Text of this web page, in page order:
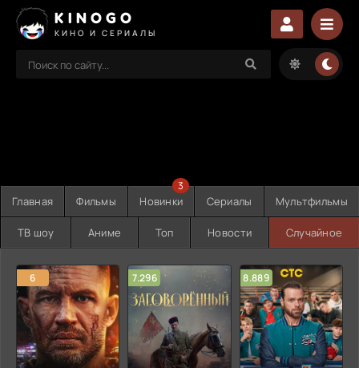
KINOGO
КИНО И СЕРИАЛЫ
Главная Фильмы Новинки
3
Сериалы Мультфильмы
ТВ шоу Аниме Топ Новости Случайное
6 7.296 8.889